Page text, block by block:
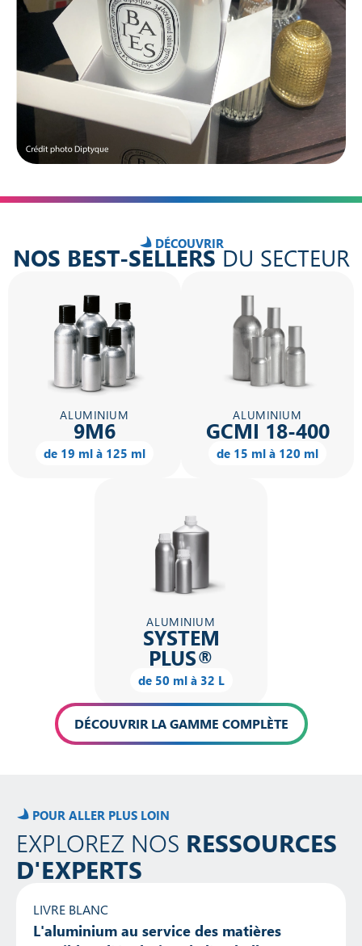
DÉCOUVRIR
NOS BEST-SELLERSDU SECTEUR
ALUMINIUM
9M6
de 19 ml à 125 ml
ALUMINIUM
GCMI 18-400
de 15 ml à 120 ml
ALUMINIUM
SYSTEM
PLUS®
de 50 ml à 32 L
DÉCOUVRIR LA GAMME COMPLÈTE
POUR ALLER PLUS LOIN
EXPLOREZ NOSRESSOURCES
D'EXPERTS
LIVRE BLANC
L'aluminium au service des matières